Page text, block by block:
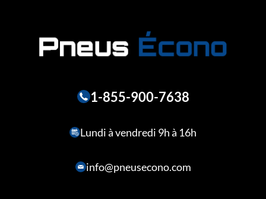
1-855-900-7638
Lundi à vendredi 9h à 16h
info@pneusecono.com